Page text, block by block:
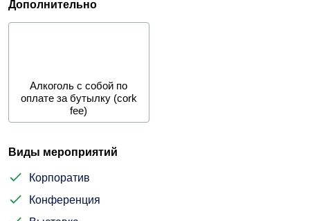
Дополнительно
Алкоголь с собой по
оплате за бутылку (cork
fee)
Виды мероприятий
Корпоратив
Конференция